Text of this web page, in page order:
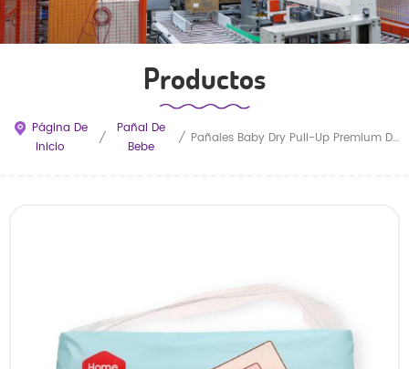
Productos
Página De
Inicio
/
Pañal De
Bebe
/ Pañales Baby Dry Pull-Up Premium De Gran Venta Con Prevención De Fugas 3D, Microfibra Supersuave Para Máxima Absorción Y Transpirabilidad. Proveedor Mayorista